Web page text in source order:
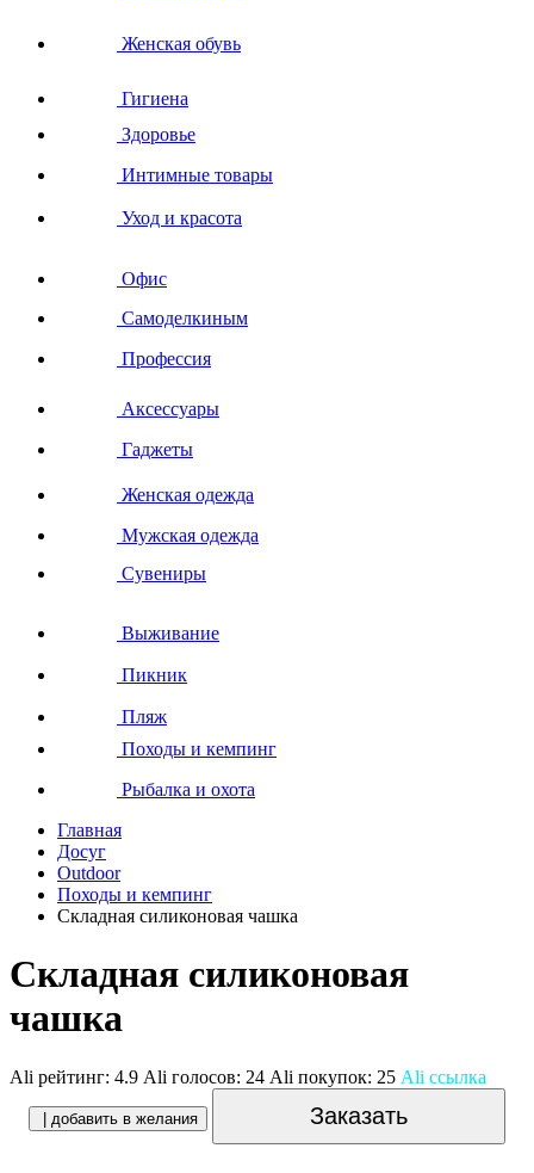
Женская обувь
Гигиена
Здоровье
Интимные товары
Уход и красота
Офис
Самоделкиным
Профессия
Аксессуары
Гаджеты
Женская одежда
Мужская одежда
Сувениры
Выживание
Пикник
Пляж
Походы и кемпинг
Рыбалка и охота
Главная
Досуг
Outdoor
Походы и кемпинг
Складная силиконовая чашка
Складная силиконовая
чашка
Ali рейтинг: 4.9 Ali голосов: 24 Ali покупок: 25 Ali ссылка
| добавить в желания Заказать